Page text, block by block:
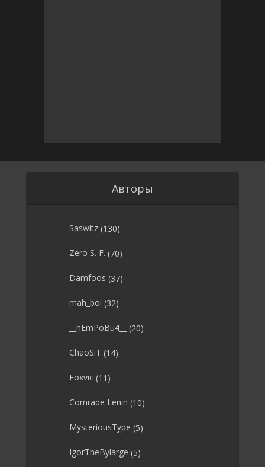
Авторы
Saswitz (130)
Zero S. F. (70)
Damfoos (37)
mah_boi (32)
__nEmPoBu4__ (20)
ChaoSiT (14)
Foxvic (11)
Comrade Lenin (10)
MysteriousType (5)
IgorTheBylarge (5)